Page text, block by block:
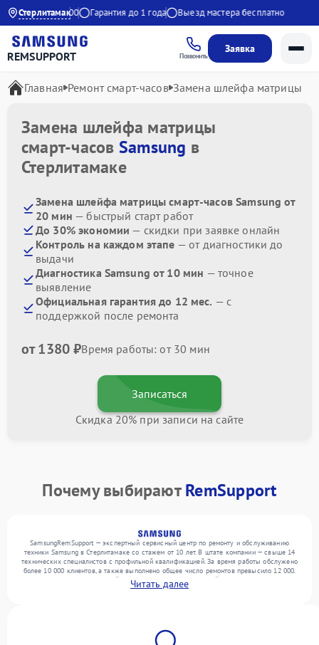
Стерлитамак
с 9:00 до 21:00 Гарантия до 1 года Выезд мастера бесплатно
REMSUPPORT Позвонить
Заявка
Главная Ремонт смарт-часов Замена шлейфа матрицы
Замена шлейфа матрицы
смарт-часов Samsung в
Стерлитамаке
Замена шлейфа матрицы смарт-часов Samsung от
20 мин — быстрый старт работ
До 30% экономии — скидки при заявке онлайн
Контроль на каждом этапе — от диагностики до
выдачи
Диагностика Samsung от 10 мин — точное
выявление
Официальная гарантия до 12 мес. — с
поддержкой после ремонта
от 1380 ₽Время работы: от 30 мин
Записаться
Скидка 20% при записи на сайте
Почему выбираютRemSupport
SamsungRemSupport — экспертный сервисный центр по ремонту и обслуживанию
техники Samsung в Стерлитамаке со стажем от 10 лет. В штате компании — свыше 14
технических специалистов с профильной квалификацией. За время работы обслужено
более 10 000 клиентов, а также выполнено общее число ремонтов превысило 12 000.
Ежемесячно в сервисный центр поступает от 300 устройств, включая , , . Мы
выполняем ремонт различного уровня сложности и поддерживаем высокий стандарт
Читать далее